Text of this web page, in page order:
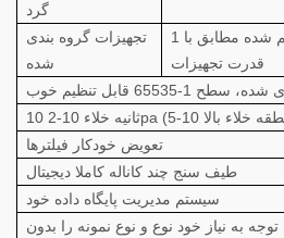
گرد
تجهیزات گروه بندی
شده
1 مجموعه منبع تغذیه تنظیم شده مطابق با
قدرت تجهیزات
قابل تنظیم خوب
تعویض خودکار فیلترها
طیف سنج چند کاناله کاملا دیجیتال
سیستم مدیریت پایگاه داده خود
توجه به نیاز خود نوع و نوع نمونه را بدون